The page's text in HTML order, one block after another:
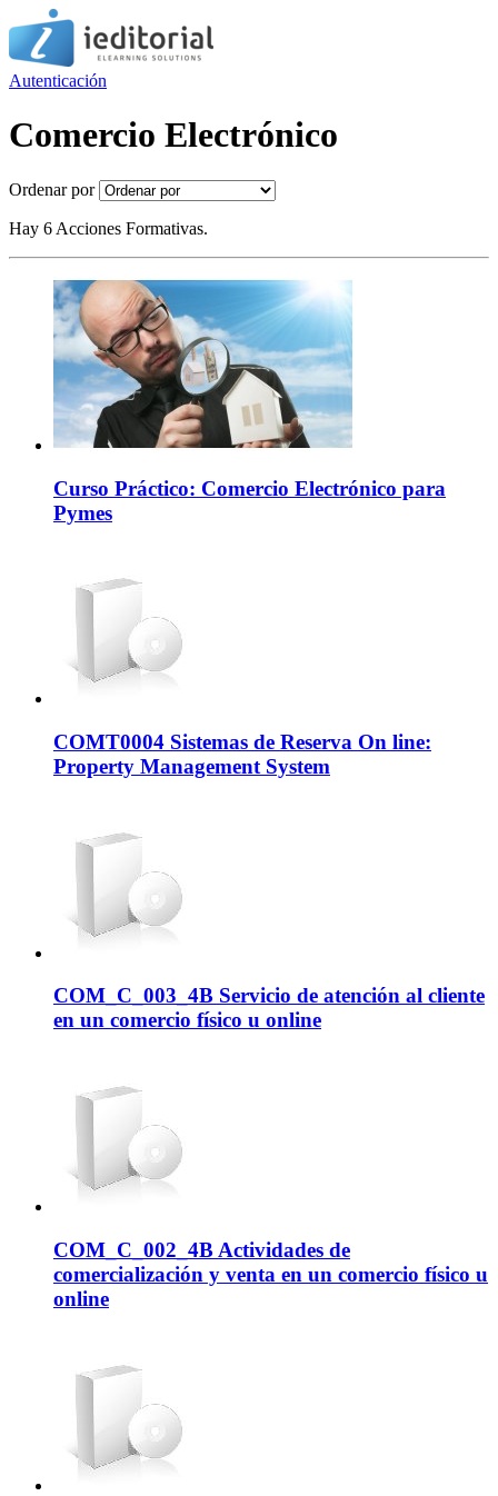
Autenticación
Comercio Electrónico
Ordenar por
Hay 6 Acciones Formativas.
Curso Práctico: Comercio Electrónico para
Pymes
COMT0004 Sistemas de Reserva On line:
Property Management System
COM_C_003_4B Servicio de atención al cliente
en un comercio físico u online
COM_C_002_4B Actividades de
comercialización y venta en un comercio físico u
online